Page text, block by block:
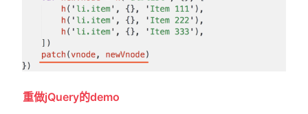
重做jQuery的demo